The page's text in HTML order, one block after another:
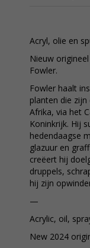
Acryl, olie en
Nieuw
Fowler.
Fowler haalt
planten die
Afrika, via het
Koninkrijk. Hij
hedendaagse
glazuur en
creëert hij
druppels,
hij zijn
—
Acrylic, oil,
New 2024